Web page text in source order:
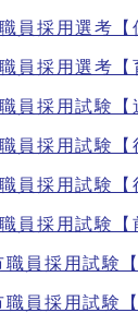
員採用選考
員採用選考
員採用試験
員採用試験
員採用試験
員採用試験
員採用試験
員採用試験